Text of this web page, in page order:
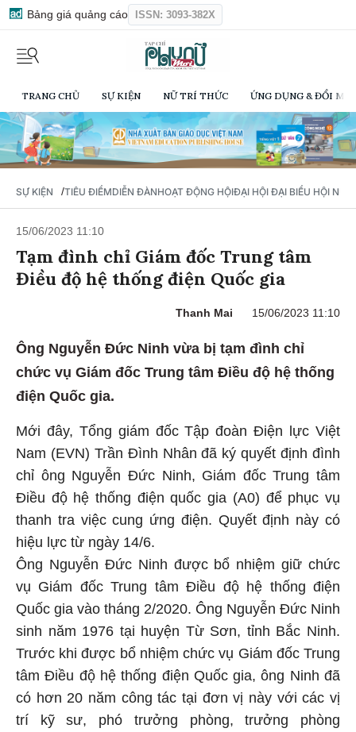
Bảng giá quảng cáo ISSN: 3093-382X
TRANG CHỦ SỰ KIỆN NỮ TRÍ THỨC ỨNG DỤNG & ĐỔI
SỰ KIỆN / TIÊU ĐIỂMDIỄN ĐÀNHOẠT ĐỘNG HỘIĐẠI HỘI ĐẠI BIỂU HỘI NỮ
15/06/2023 11:10
Tạm đình chỉ Giám đốc Trung tâm
Điều độ hệ thống điện Quốc gia
Thanh Mai 15/06/2023 11:10
Ông Nguyễn Đức Ninh vừa bị tạm đình chỉ
chức vụ Giám đốc Trung tâm Điều độ hệ thống
điện Quốc gia.
Mới đây, Tổng giám đốc Tập đoàn Điện lực Việt
Nam (EVN) Trần Đình Nhân đã ký quyết định đình
chỉ ông Nguyễn Đức Ninh, Giám đốc Trung tâm
Điều độ hệ thống điện quốc gia (A0) để phục vụ
thanh tra việc cung ứng điện. Quyết định này có
hiệu lực từ ngày 14/6.
Ông Nguyễn Đức Ninh được bổ nhiệm giữ chức
vụ Giám đốc Trung tâm Điều độ hệ thống điện
Quốc gia vào tháng 2/2020. Ông Nguyễn Đức Ninh
sinh năm 1976 tại huyện Từ Sơn, tỉnh Bắc Ninh.
Trước khi được bổ nhiệm chức vụ Giám đốc Trung
tâm Điều độ hệ thống điện Quốc gia, ông Ninh đã
có hơn 20 năm công tác tại đơn vị này với các vị
trí kỹ sư, phó trưởng phòng, trưởng phòng